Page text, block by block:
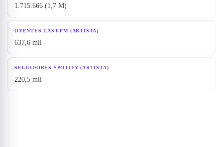
1.715.666 (1,7 M)
OYENTES LAST.FM (ARTISTA)
637,6 mil
SEGUIDORES SPOTIFY (ARTISTA)
220,5 mil